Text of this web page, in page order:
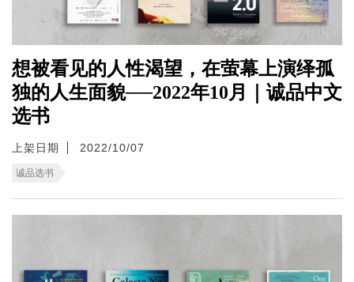
想被看见的人性渴望，在萤幕上演绎孤
独的人生面貌──2022年10月｜诚品中文
选书
上架日期 2022/10/07
诚品选书